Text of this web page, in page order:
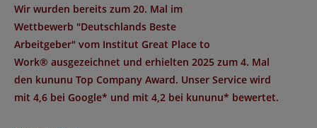
Wir wurden bereits zum 20. Mal im
Wettbewerb "Deutschlands Beste
Arbeitgeber" vom Institut Great Place to
Work® ausgezeichnet und erhielten 2025 zum 4. Mal
den kununu Top Company Award. Unser Service wird
mit 4,6 bei Google* und mit 4,2 bei kununu* bewertet.